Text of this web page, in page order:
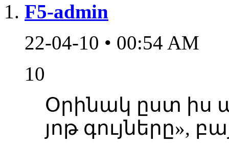
F5-admin
22-04-10 • 00:54 AM
10
Օրինակ ըստ իս
յոթ գույները»,